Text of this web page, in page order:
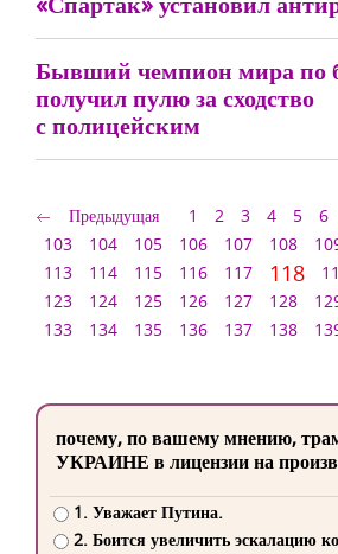
Бывший чемпион мира по
получил пулю за сходство
с полицейским
Предыдущая 1 2 3 4 5 6
103
104 105 106 107 108
113
114 115 116 117 118
123
124 125 126 127 128
133
134 135 136 137 138
почему, по вашему мнению,
УКРАИНЕ в лицензии на
1. Уважает Путина.
2. Боится увеличить эскалацию